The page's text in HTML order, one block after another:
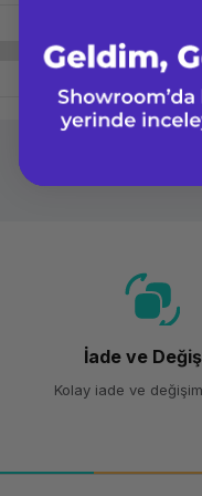
İade ve
Kolay iade ve